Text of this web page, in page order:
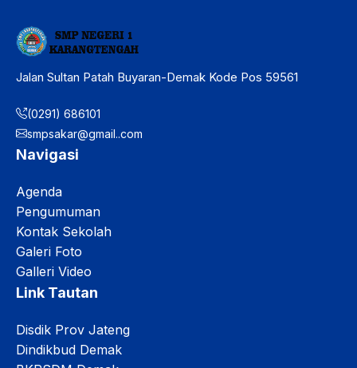
Jalan Sultan Patah Buyaran-Demak Kode Pos 59561
(0291) 686101
smpsakar@gmail..com
Navigasi
Agenda
Pengumuman
Kontak Sekolah
Galeri Foto
Galleri Video
Link Tautan
Disdik Prov Jateng
Dindikbud Demak